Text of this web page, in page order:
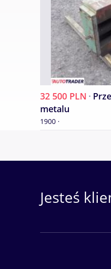
32 500 PLN ·
metalu
1900 ·
Jesteś